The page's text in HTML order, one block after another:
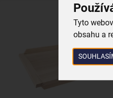
Tyto
obsahu a